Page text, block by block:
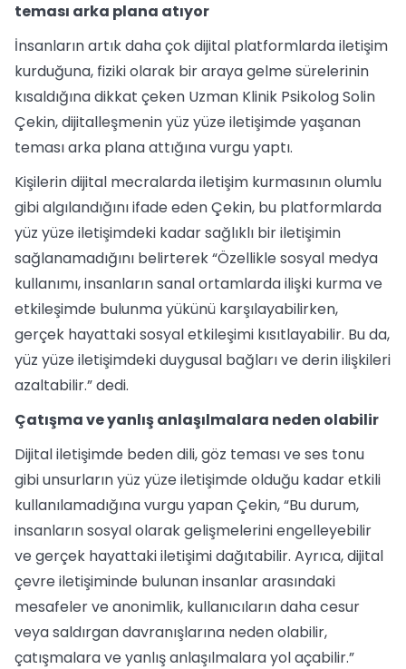
teması arka plana atıyor
İnsanların artık daha çok dijital platformlarda iletişim
kurduğuna, fiziki olarak bir araya gelme sürelerinin
kısaldığına dikkat çeken Uzman Klinik Psikolog Solin
Çekin, dijitalleşmenin yüz yüze iletişimde yaşanan
teması arka plana attığına vurgu yaptı.
Kişilerin dijital mecralarda iletişim kurmasının olumlu
gibi algılandığını ifade eden Çekin, bu platformlarda
yüz yüze iletişimdeki kadar sağlıklı bir iletişimin
sağlanamadığını belirterek “Özellikle sosyal medya
kullanımı, insanların sanal ortamlarda ilişki kurma ve
etkileşimde bulunma yükünü karşılayabilirken,
gerçek hayattaki sosyal etkileşimi kısıtlayabilir. Bu da,
yüz yüze iletişimdeki duygusal bağları ve derin ilişkileri
azaltabilir.” dedi.
Çatışma ve yanlış anlaşılmalara neden olabilir
Dijital iletişimde beden dili, göz teması ve ses tonu
gibi unsurların yüz yüze iletişimde olduğu kadar etkili
kullanılamadığına vurgu yapan Çekin, “Bu durum,
insanların sosyal olarak gelişmelerini engelleyebilir
ve gerçek hayattaki iletişimi dağıtabilir. Ayrıca, dijital
çevre iletişiminde bulunan insanlar arasındaki
mesafeler ve anonimlik, kullanıcıların daha cesur
veya saldırgan davranışlarına neden olabilir,
çatışmalara ve yanlış anlaşılmalara yol açabilir.”